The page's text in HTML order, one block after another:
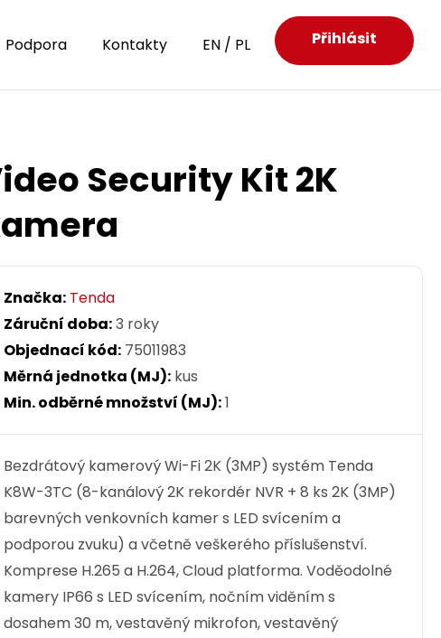
Podpora Kontakty EN / PL Přihlásit
Security Kit 2K
Značka: Tenda
Záruční doba:3 roky
Objednací kód: 75011983
Měrná jednotka (MJ): kus
Min. odběrné množství (MJ):1
Bezdrátový kamerový Wi-Fi 2K (3MP) systém Tenda
K8W-3TC (8-kanálový 2K rekordér NVR + 8 ks 2K (3MP)
barevných venkovních kamer s LED svícením a
podporou zvuku) a včetně veškerého příslušenství.
Komprese H.265 a H.264, Cloud platforma. Voděodolné
kamery IP66 s LED svícením, nočním viděním s
dosahem 30 m, vestavěný mikrofon, vestavěný